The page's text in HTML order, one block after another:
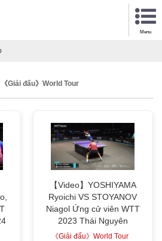
Menu
Giải đấu》World Tour
【Video】YOSHIYAMA
Ryoichi VS STOYANOV
Niagol Ứng cử viên WTT
2023 Thái Nguyên
《Giải đấu》World Tour